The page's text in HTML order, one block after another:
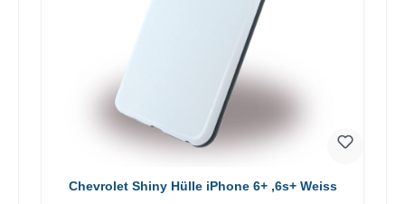
Chevrolet Shiny Hülle iPhone 6+ ,6s+ Weiss